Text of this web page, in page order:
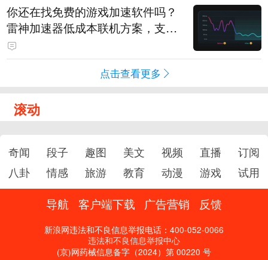
你还在找免费的游戏加速软件吗？
雷神加速器低成本联机方案，支持
免费试用
点击查看更多
滚动
奇闻 段子 趣图 美文 视频 直播
订阅
八卦
情感 旅游 教育 动漫 游戏 试用
导航 客户端下载 广告营销 反馈
新浪网违法和不良信息举报电话：400-052-0066
违法和不良信息举报中心
(京)网药械信息备字（2024）第 00220 号